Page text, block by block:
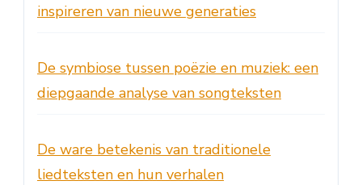
inspireren van nieuwe generaties
De symbiose tussen poëzie en muziek: een
diepgaande analyse van songteksten
De ware betekenis van traditionele
liedteksten en hun verhalen